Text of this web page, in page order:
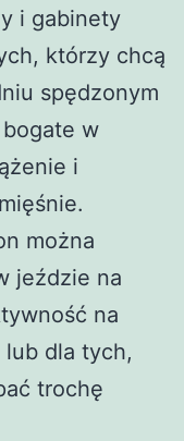
i gabinety
którzy chcą
spędzonym
w
i
można
jeździe na
na
dla tych,
trochę